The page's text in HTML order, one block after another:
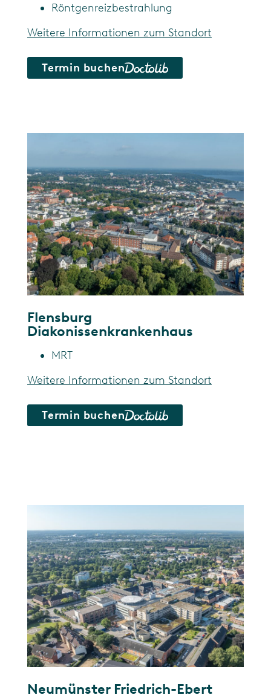
Röntgenreizbestrahlung
Weitere Informationen zum Standort
Termin buchen
Flensburg
Diakonissenkrankenhaus
MRT
Weitere Informationen zum Standort
Termin buchen
Neumünster Friedrich-Ebert